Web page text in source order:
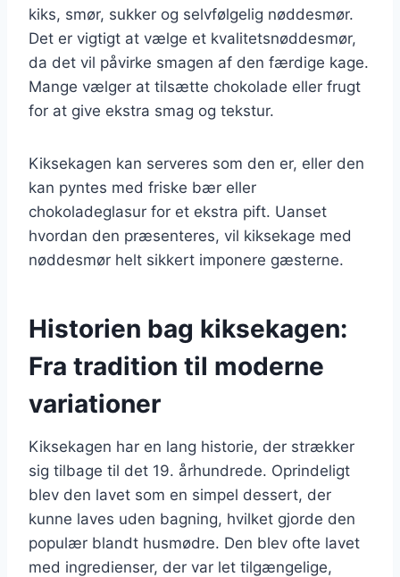
kiks, smør, sukker og selvfølgelig nøddesmør.
Det er vigtigt at vælge et kvalitetsnøddesmør,
da det vil påvirke smagen af den færdige kage.
Mange vælger at tilsætte chokolade eller frugt
for at give ekstra smag og tekstur.
Kiksekagen kan serveres som den er, eller den
kan pyntes med friske bær eller
chokoladeglasur for et ekstra pift. Uanset
hvordan den præsenteres, vil kiksekage med
nøddesmør helt sikkert imponere gæsterne.
Historien bag kiksekagen:
Fra tradition til moderne
variationer
Kiksekagen har en lang historie, der strækker
sig tilbage til det 19. århundrede. Oprindeligt
blev den lavet som en simpel dessert, der
kunne laves uden bagning, hvilket gjorde den
populær blandt husmødre. Den blev ofte lavet
med ingredienser, der var let tilgængelige,